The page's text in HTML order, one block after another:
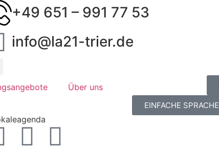
+49 651 – 991 77 53
info@la21-trier.de
Über uns
EINFACHE SPRACHE